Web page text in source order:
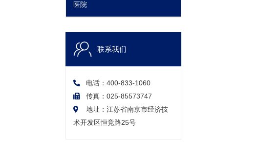
医院
联系我们
电话：400-833-1060
传真：025-85573747
地址：江苏省南京市经济技
术开发区恒竞路25号